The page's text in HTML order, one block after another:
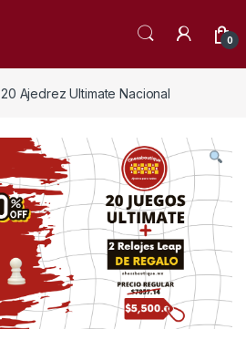
0
20 Ajedrez Ultimate Nacional